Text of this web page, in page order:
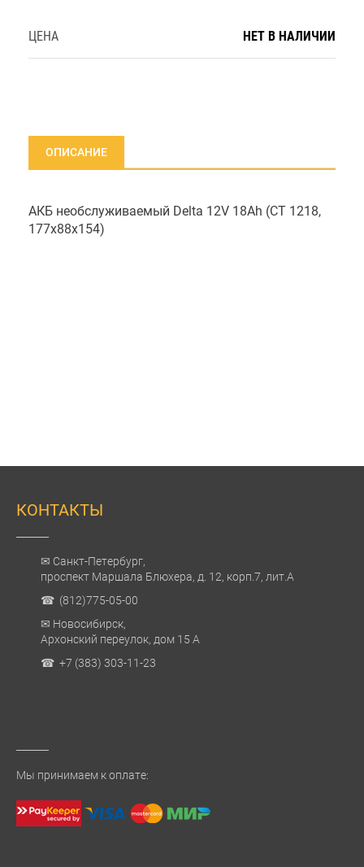
ЦЕНА НЕТ В НАЛИЧИИ
ОПИСАНИЕ
АКБ необслуживаемый Delta 12V 18Ah (СТ 1218,
177x88x154)
КОНТАКТЫ
✉ Санкт-Петербург,
проспект Маршала Блюхера, д. 12, корп.7, лит.А
☎ (812)775-05-00
✉ Новосибирск,
Архонский переулок, дом 15 А
☎ +7 (383) 303-11-23
Мы принимаем к оплате: